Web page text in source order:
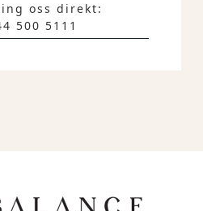
oss direkt:
500 5111